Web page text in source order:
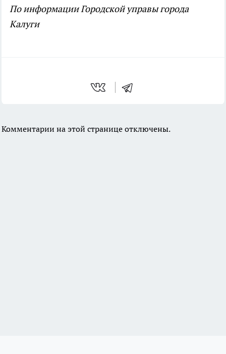
По информации Городской управы города
Калуги
Комментарии на этой странице отключены.